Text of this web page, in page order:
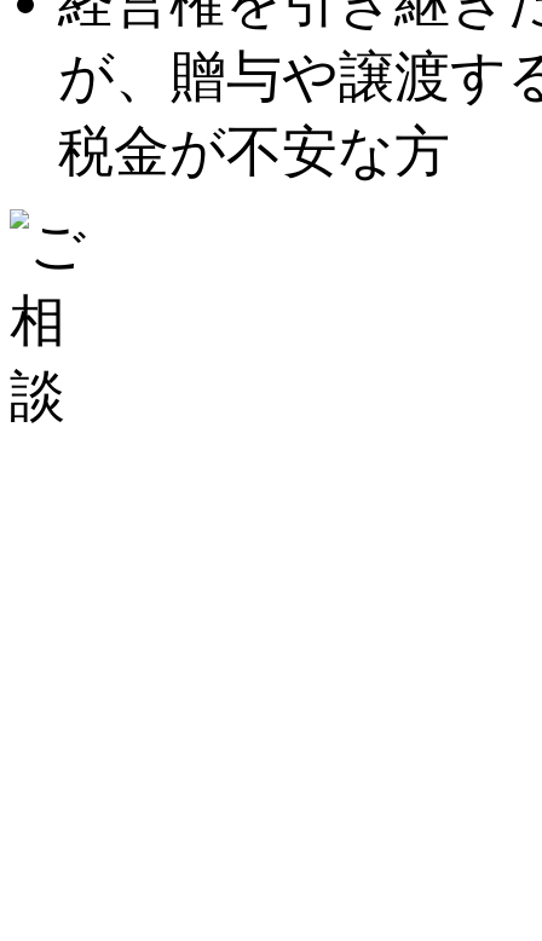
が、贈与や譲渡す
税金が不安な方